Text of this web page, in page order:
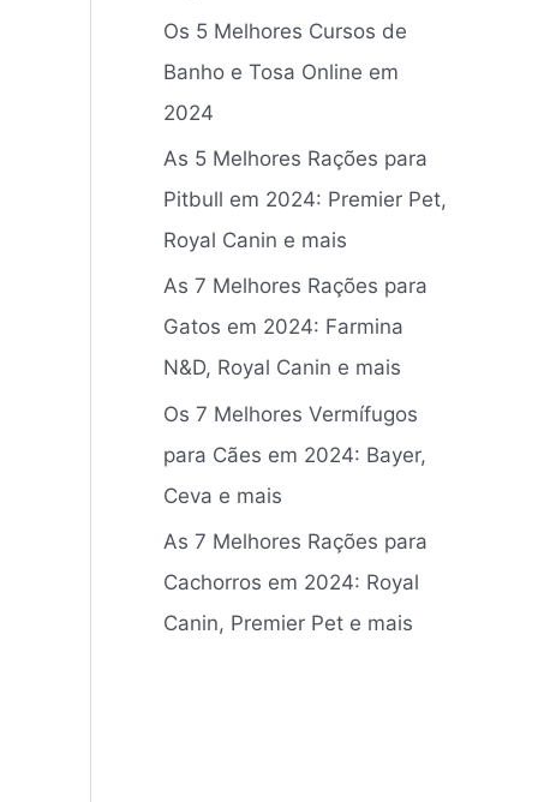
Os 5 Melhores Cursos de
Banho e Tosa Online em
2024
As 5 Melhores Rações para
Pitbull em 2024: Premier Pet,
Royal Canin e mais
As 7 Melhores Rações para
Gatos em 2024: Farmina
N&D, Royal Canin e mais
Os 7 Melhores Vermífugos
para Cães em 2024: ‎Bayer,
Ceva e mais
As 7 Melhores Rações para
Cachorros em 2024: Royal
Canin, Premier Pet e mais